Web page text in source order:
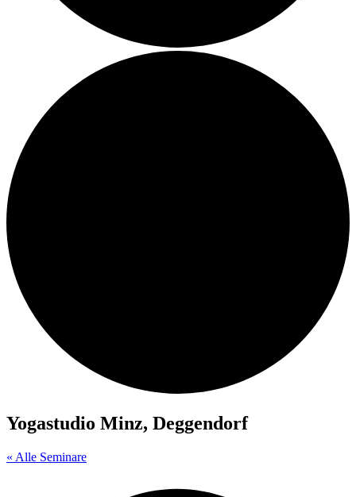
Yogastudio Minz, Deggendorf
« Alle Seminare